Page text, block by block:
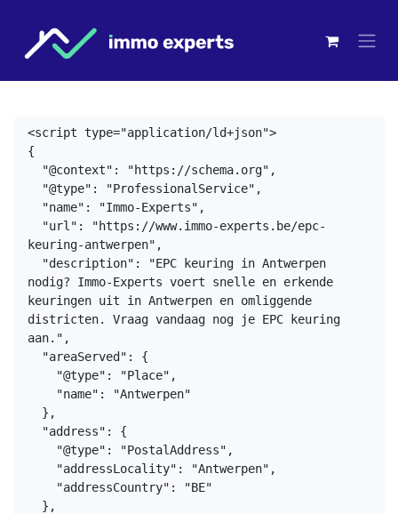
<script type="application/ld+json">
{
"@context": "https://schema.org",
"@type": "ProfessionalService",
"name": "Immo-Experts",
"url": "https://www.immo-experts.be/epc-
keuring-antwerpen",
"description": "EPC keuring in Antwerpen
nodig? Immo-Experts voert snelle en erkende
keuringen uit in Antwerpen en omliggende
districten. Vraag vandaag nog je EPC keuring
aan.",
"areaServed": {
"@type": "Place",
"name": "Antwerpen"
},
"address": {
"@type": "PostalAddress",
"addressLocality": "Antwerpen",
"addressCountry": "BE"
},